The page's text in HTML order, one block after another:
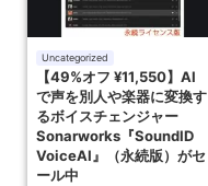
Uncategorized
【49%オフ ¥11,550】AI
で声を別人や楽器に変換す
るボイスチェンジャー
Sonarworks『SoundID
VoiceAI』（永続版）がセ
ール中